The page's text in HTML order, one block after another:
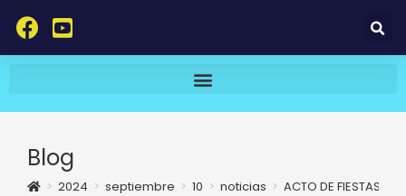
Blog
> 2024 > septiembre > 10 > noticias > ACTO DE FIESTAS